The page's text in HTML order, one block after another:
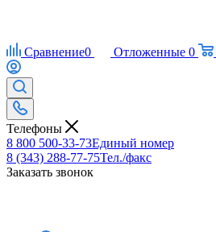
Сравнение0 Отложенные 0
Телефоны
8 800 500-33-73Единый номер
8 (343) 288-77-75Тел./факс
Заказать звонок